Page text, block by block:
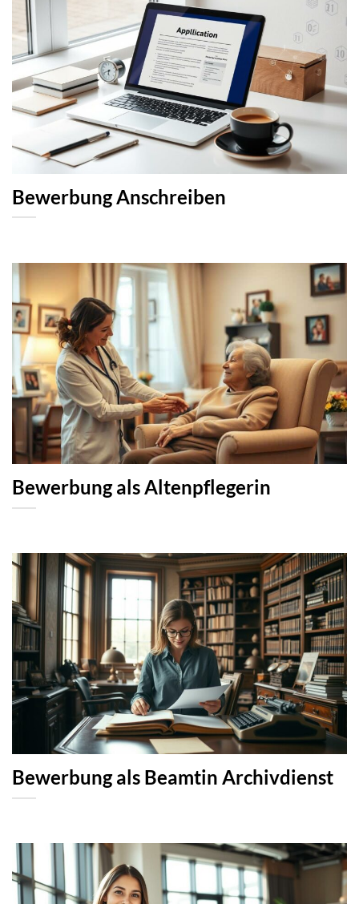
Bewerbung Anschreiben
Bewerbung als Altenpflegerin
Bewerbung als Beamtin Archivdienst